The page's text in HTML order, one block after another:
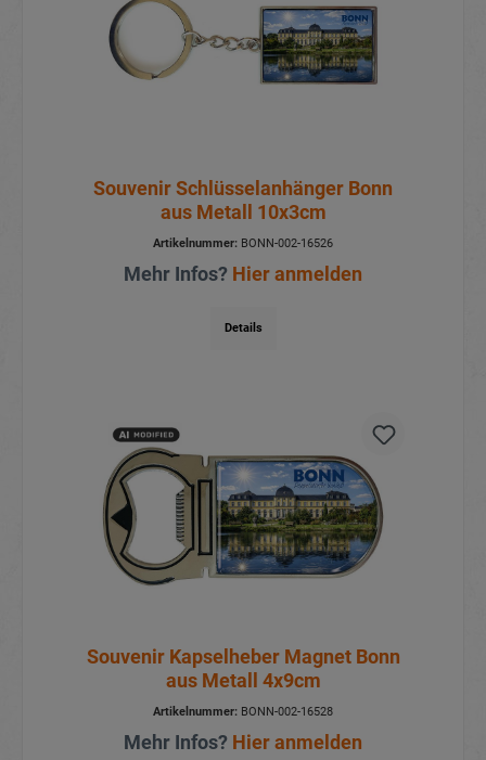
Souvenir Schlüsselanhänger Bonn
aus Metall 10x3cm
Artikelnummer: BONN-002-16526
Mehr Infos? Hier anmelden
Details
Souvenir Kapselheber Magnet Bonn
aus Metall 4x9cm
Artikelnummer: BONN-002-16528
Mehr Infos? Hier anmelden